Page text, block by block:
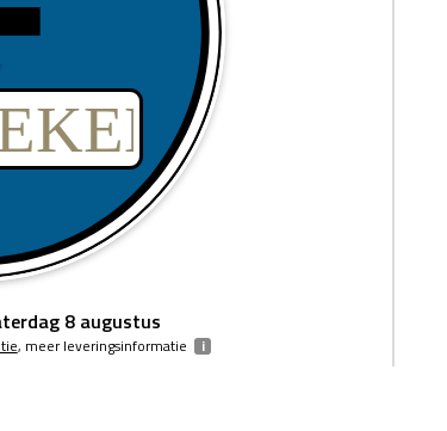
8 augustus
, meer leveringsinformatie i